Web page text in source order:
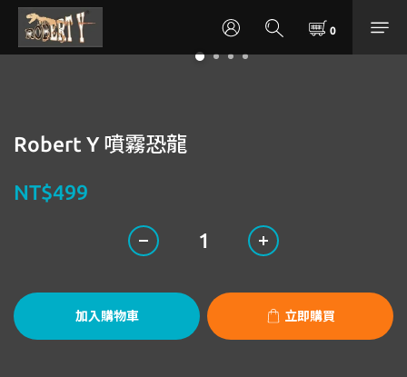
Robert Y 噴霧恐龍
NT$499
加入購物車 立即購買